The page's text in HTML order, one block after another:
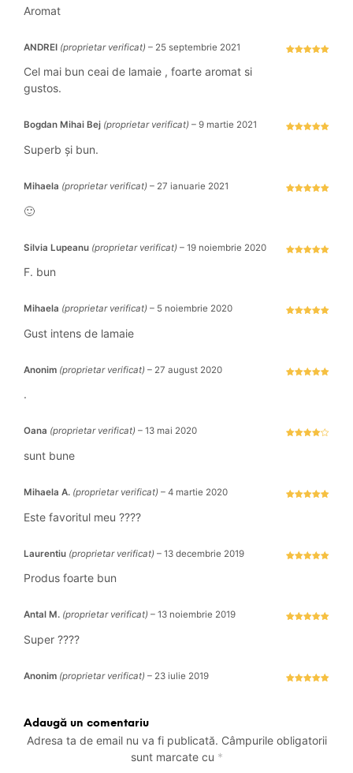
Aromat
ANDREI (proprietar verificat) – 25 septembrie 2021
Cel mai bun ceai de lamaie , foarte aromat si
gustos.
Bogdan Mihai Bej (proprietar verificat) – 9 martie 2021
Superb și bun.
Mihaela (proprietar verificat) – 27 ianuarie 2021
🙂
Silvia Lupeanu (proprietar verificat) – 19 noiembrie 2020
F. bun
Mihaela (proprietar verificat) – 5 noiembrie 2020
Gust intens de lamaie
Anonim (proprietar verificat) – 27 august 2020
.
Oana (proprietar verificat) – 13 mai 2020
sunt bune
Mihaela A. (proprietar verificat) – 4 martie 2020
Este favoritul meu ????
Laurentiu (proprietar verificat) – 13 decembrie 2019
Produs foarte bun
Antal M. (proprietar verificat) – 13 noiembrie 2019
Super ????
Anonim (proprietar verificat) – 23 iulie 2019
Adaugă un comentariu
Adresa ta de email nu va fi publicată. Câmpurile obligatorii
sunt marcate cu *